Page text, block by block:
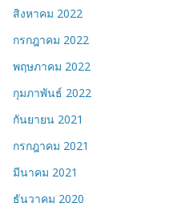
สิงหาคม 2022
กรกฎาคม 2022
พฤษภาคม 2022
กุมภาพันธ์ 2022
กันยายน 2021
กรกฎาคม 2021
มีนาคม 2021
ธันวาคม 2020